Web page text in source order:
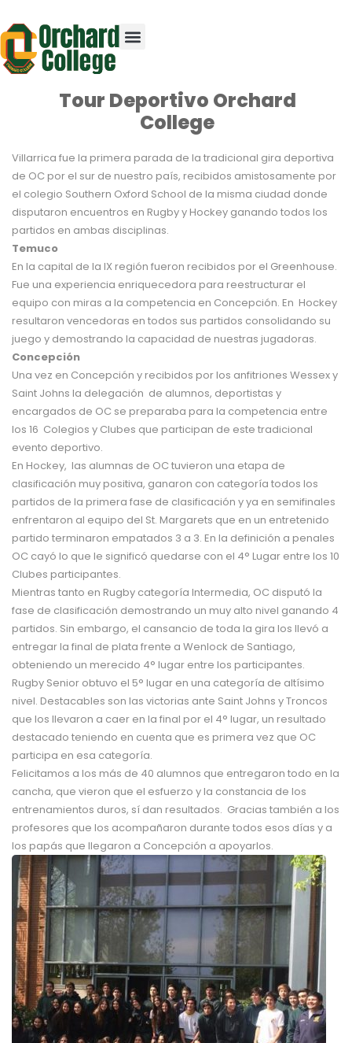
Tour Deportivo Orchard
College
Villarrica fue la primera parada de la tradicional gira deportiva
de OC por el sur de nuestro país, recibidos amistosamente por
el colegio Southern Oxford School de la misma ciudad donde
disputaron encuentros en Rugby y Hockey ganando todos los
partidos en ambas disciplinas.
Temuco
En la capital de la IX región fueron recibidos por el Greenhouse.
Fue una experiencia enriquecedora para reestructurar el
equipo con miras a la competencia en Concepción. En Hockey
resultaron vencedoras en todos sus partidos consolidando su
juego y demostrando la capacidad de nuestras jugadoras.
Concepción
Una vez en Concepción y recibidos por los anfitriones Wessex y
Saint Johns la delegación de alumnos, deportistas y
encargados de OC se preparaba para la competencia entre
los 16 Colegios y Clubes que participan de este tradicional
evento deportivo.
En Hockey, las alumnas de OC tuvieron una etapa de
clasificación muy positiva, ganaron con categoría todos los
partidos de la primera fase de clasificación y ya en semifinales
enfrentaron al equipo del St. Margarets que en un entretenido
partido terminaron empatados 3 a 3. En la definición a penales
OC cayó lo que le significó quedarse con el 4° Lugar entre los 10
Clubes participantes.
Mientras tanto en Rugby categoría Intermedia, OC disputó la
fase de clasificación demostrando un muy alto nivel ganando 4
partidos. Sin embargo, el cansancio de toda la gira los llevó a
entregar la final de plata frente a Wenlock de Santiago,
obteniendo un merecido 4° lugar entre los participantes.
Rugby Senior obtuvo el 5° lugar en una categoría de altísimo
nivel. Destacables son las victorias ante Saint Johns y Troncos
que los llevaron a caer en la final por el 4° lugar, un resultado
destacado teniendo en cuenta que es primera vez que OC
participa en esa categoría.
Felicitamos a los más de 40 alumnos que entregaron todo en la
cancha, que vieron que el esfuerzo y la constancia de los
entrenamientos duros, sí dan resultados. Gracias también a los
profesores que los acompañaron durante todos esos días y a
los papás que llegaron a Concepción a apoyarlos.